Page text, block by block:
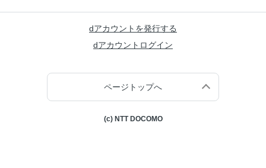
dアカウントを発行する
dアカウントログイン
ページトップへ
(c) NTT DOCOMO